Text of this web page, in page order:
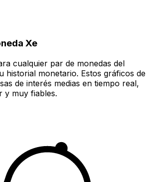
Xe
cualquier par de monedas del
historial monetario. Estos gráficos de
de interés medias en tiempo real,
y muy fiables.